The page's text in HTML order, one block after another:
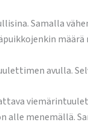
Samalla
avulla.
menemällä.